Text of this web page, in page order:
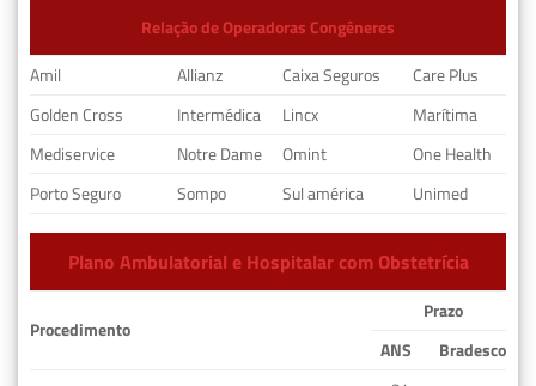
Relação de Operadoras Congêneres
Amil
Allianz Caixa Seguros
Care Plus
Golden Cross
Intermédica Lincx
Marítima
Mediservice
Notre Dame Omint
One Health
Porto Seguro
Sompo Sul américa Unimed
Plano Ambulatorial e Hospitalar com Obstetrícia
Procedimento
Prazo
ANS
Bradesco